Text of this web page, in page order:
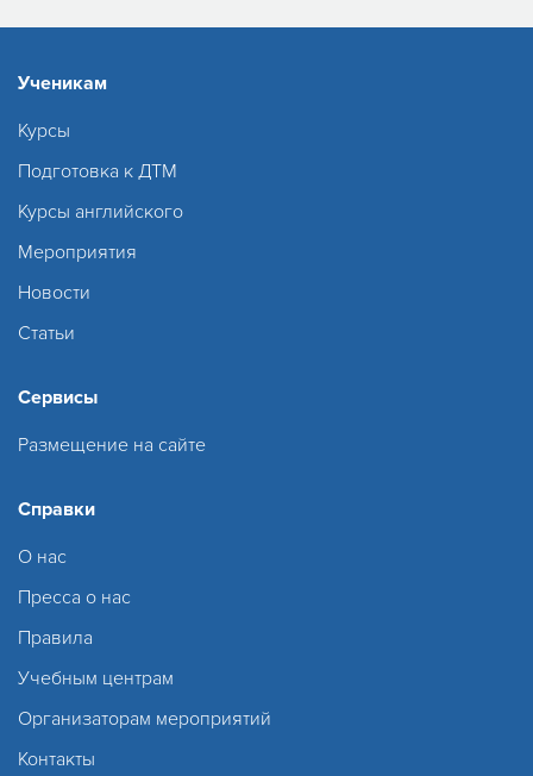
Ученикам
Курсы
Подготовка к ДТМ
Курсы английского
Мероприятия
Новости
Статьи
Сервисы
Размещение на сайте
Справки
О нас
Пресса о нас
Правила
Учебным центрам
Организаторам мероприятий
Контакты